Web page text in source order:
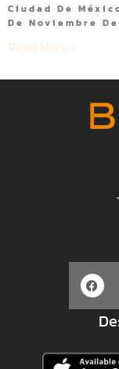
Ciudad De
De Noviembre
Read More »